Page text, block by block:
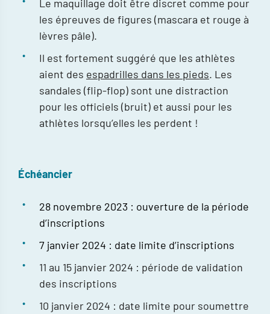
Le maquillage doit être discret comme pour
les épreuves de figures (mascara et rouge à
lèvres pâle).
Il est fortement suggéré que les athlètes
aient des espadrilles dans les pieds. Les
sandales (flip-flop) sont une distraction
pour les officiels (bruit) et aussi pour les
athlètes lorsqu’elles les perdent !
Échéancier
28 novembre 2023 : ouverture de la période
d’inscriptions
7 janvier 2024 : date limite d’inscriptions
11 au 15 janvier 2024 : période de validation
des inscriptions
10 janvier 2024 : date limite pour soumettre